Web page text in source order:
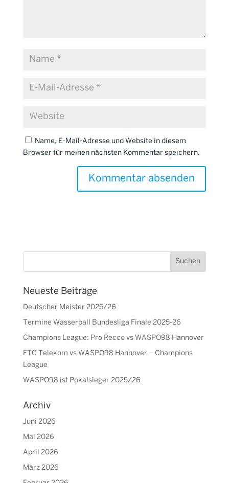
Name, E-Mail-Adresse und Website in diesem
Browser für meinen nächsten Kommentar speichern.
Neueste Beiträge
Deutscher Meister 2025/26
Termine Wasserball Bundesliga Finale 2025-26
Champions League: Pro Recco vs WASPO98 Hannover
FTC Telekom vs WASPO98 Hannover – Champions
League
WASPO98 ist Pokalsieger 2025/26
Archiv
Juni 2026
Mai 2026
April 2026
März 2026